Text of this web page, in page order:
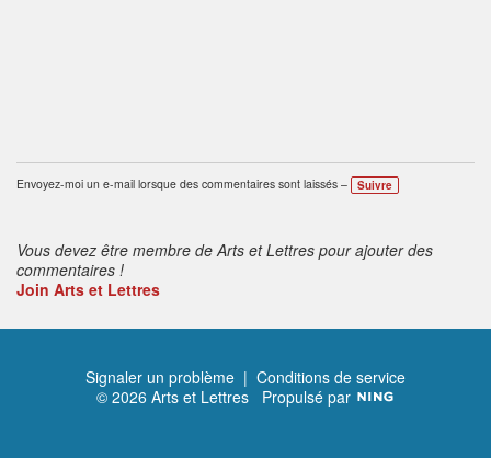
Envoyez-moi un e-mail lorsque des commentaires sont laissés – Suivre
Vous devez être membre de Arts et Lettres pour ajouter des
commentaires !
Join Arts et Lettres
Signaler un problème | Conditions de service
© 2026 Arts et Lettres Propulsé par